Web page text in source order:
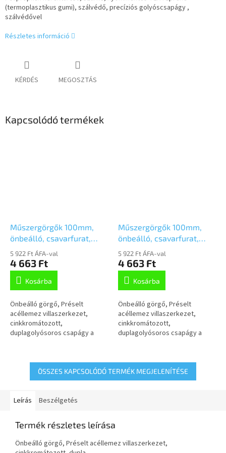
(termoplasztikus gumi), szálvédő, precíziós golyóscsapágy ,
szálvédővel
Részletes információ
KÉRDÉS MEGOSZTÁS
Kapcsolódó termékek
Műszergörgők 100mm,
önbeálló, csavarfurat,
2470PJP100P30-11
5 922 Ft ÁFA-val
4 663 Ft
Kosárba
Önbeálló görgő, Préselt
acéllemez villaszerkezet,
cinkkromátozott,
duplagolyósoros csapágy a
keréktárcsa, szürke,...
Műszergörgők 100mm,
önbeálló, csavarfurat,
2470PJP100P30-13
5 922 Ft ÁFA-val
4 663 Ft
Kosárba
Önbeálló görgő, Préselt
acéllemez villaszerkezet,
cinkkromátozott,
duplagolyósoros csapágy a
keréktárcsa, szürke,...
ÖSSZES KAPCSOLÓDÓ TERMÉK MEGJELENÍTÉSE
Leírás Beszélgetés
Termék részletes leírása
Önbeálló görgő, Préselt acéllemez villaszerkezet,